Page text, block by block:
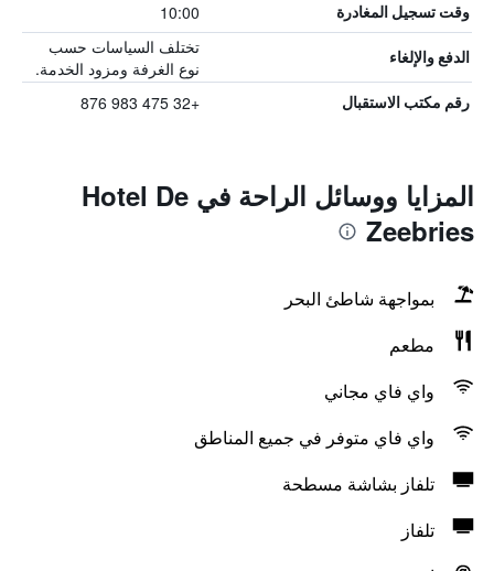
وقت تسجيل المغادرة 10:00
الدفع والإلغاء
تختلف السياسات حسب
نوع الغرفة ومزود الخدمة.
رقم مكتب الاستقبال +32 475 983 876
المزايا ووسائل الراحة في Hotel De
Zeebries
بمواجهة شاطئ البحر
مطعم
واي فاي مجاني
واي فاي متوفر في جميع المناطق
تلفاز بشاشة مسطحة
تلفاز